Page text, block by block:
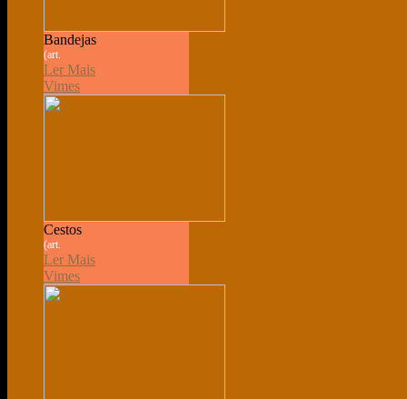
Bandejas
(art.
Ler Mais
Vimes
Cestos
(art.
Ler Mais
Vimes